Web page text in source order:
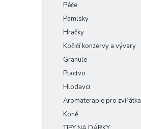
Péče
Pamlsky
Hračky
Kočičí konzervy a vývary
Granule
Ptactvo
Hlodavci
Aromaterapie pro zvířátka
Koně